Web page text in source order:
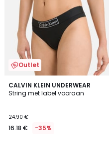
Outlet
CALVIN KLEIN UNDERWEAR
String met label vooraan
24.90 €
16.18 € -35%